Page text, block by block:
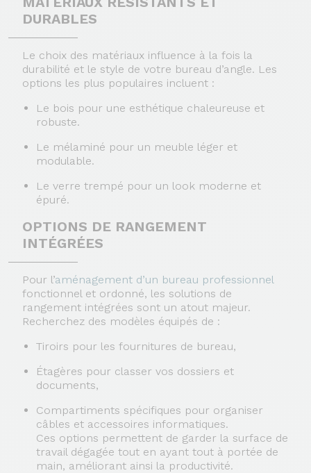
DURABLES
Le choix des matériaux influence à la fois la
durabilité et le style de votre bureau d’angle. Les
options les plus populaires incluent :
Le bois pour une esthétique chaleureuse et
robuste.
Le mélaminé pour un meuble léger et
modulable.
Le verre trempé pour un look moderne et
épuré.
OPTIONS DE RANGEMENT
INTÉGRÉES
Pour l’aménagement d’un bureau professionnel
fonctionnel et ordonné, les solutions de
rangement intégrées sont un atout majeur.
Recherchez des modèles équipés de :
Tiroirs pour les fournitures de bureau,
Étagères pour classer vos dossiers et
documents,
Compartiments spécifiques pour organiser
câbles et accessoires informatiques.
Ces options permettent de garder la surface de
travail dégagée tout en ayant tout à portée de
main, améliorant ainsi la productivité.